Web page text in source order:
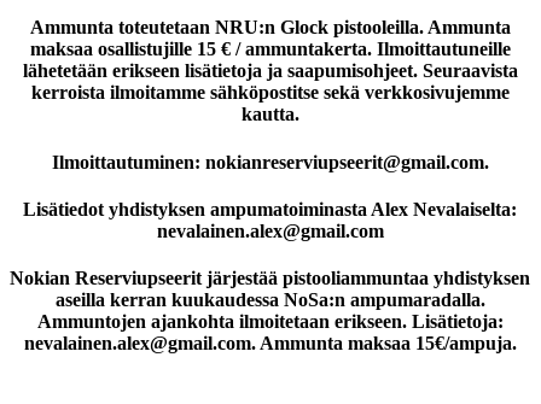
Ammunta toteutetaan NRU:n Glock pistooleilla. Ammunta
maksaa osallistujille 15 € / ammuntakerta. Ilmoittautuneille
lähetetään erikseen lisätietoja ja saapumisohjeet. Seuraavista
kerroista ilmoitamme sähköpostitse sekä verkkosivujemme
kautta.
Ilmoittautuminen: nokianreserviupseerit@gmail.com.
Lisätiedot yhdistyksen ampumatoiminasta Alex Nevalaiselta:
nevalainen.alex@gmail.com
Nokian Reserviupseerit järjestää pistooliammuntaa yhdistyksen
aseilla kerran kuukaudessa NoSa:n ampumaradalla.
Ammuntojen ajankohta ilmoitetaan erikseen. Lisätietoja:
nevalainen.alex@gmail.com. Ammunta maksaa 15€/ampuja.